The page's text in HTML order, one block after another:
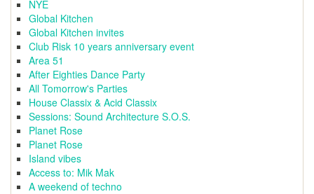
NYE
Global Kitchen
Global Kitchen invites
Club Risk 10 years anniversary event
Area 51
After Eighties Dance Party
All Tomorrow's Parties
House Classix & Acid Classix
Sessions: Sound Architecture S.O.S.
Planet Rose
Planet Rose
Island vibes
Access to: Mik Mak
A weekend of techno